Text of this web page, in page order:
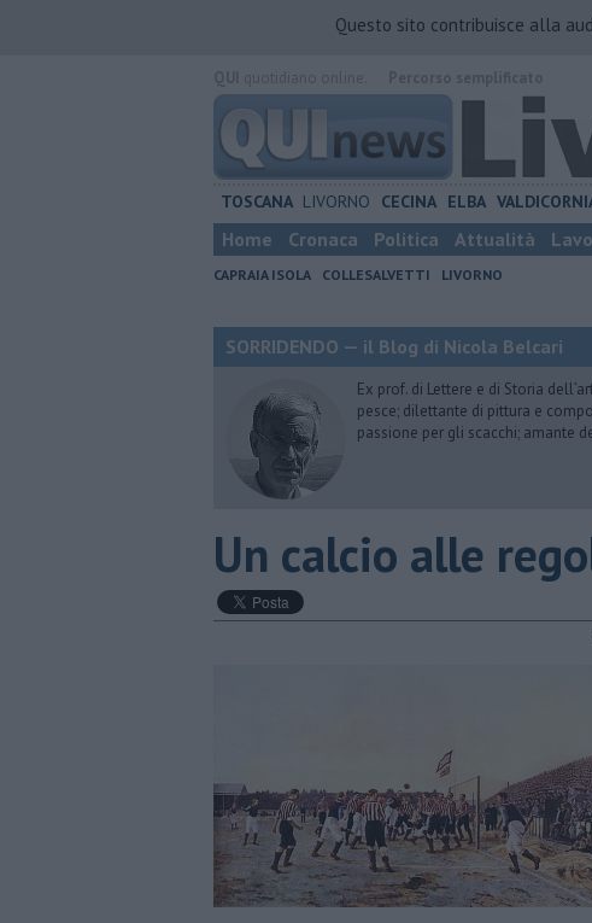
Questo sito contribuisce alla
TOSCANA LIVORNO CECINA ELBA
Home Cronaca Politica Attualità
CAPRAIA ISOLA COLLESALVETTI LIVORNO
SORRIDENDO — il Blog di Nicola Belcari
Ex prof. di Lettere e di Storia
pesce; dilettante di pittura e
passione per gli scacchi; amante
Un calcio alle